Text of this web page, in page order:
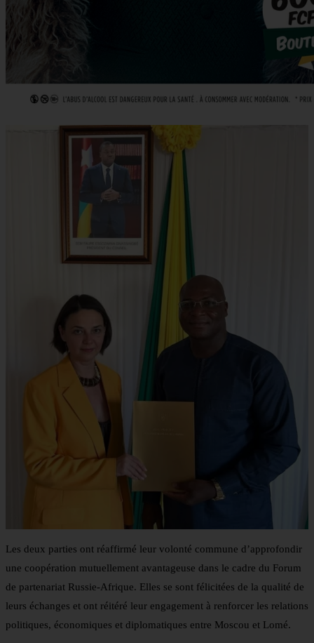
Les deux parties ont réaffirmé leur volonté commune d’approfondir
une coopération mutuellement avantageuse dans le cadre du Forum
de partenariat Russie-Afrique. Elles se sont félicitées de la qualité de
leurs échanges et ont réitéré leur engagement à renforcer les relations
politiques, économiques et diplomatiques entre Moscou et Lomé.